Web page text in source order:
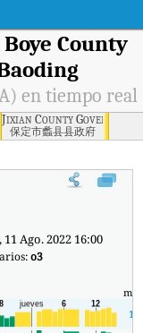
Boye County
en tiempo real
and Technical
督局
Jixian County
保定市蠡县县政府
Baoding :Índice de la
Ago. 2022 16:00
o3
17